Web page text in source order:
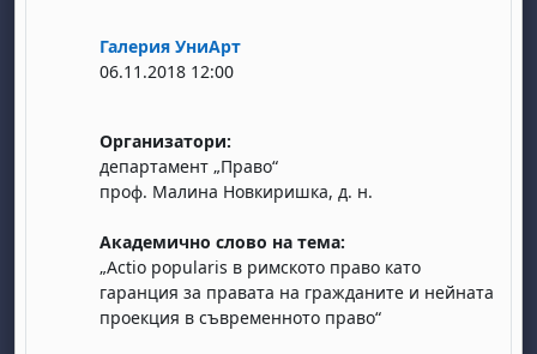
Галерия УниАрт
06.11.2018 12:00
Организатори:
департамент „Право“
проф. Малина Новкиришка, д. н.
Академично слово на тема:
„Аctio popularis в римското право като
гаранция за правата на гражданите и нейната
проекция в съвременното право“
8 август
неделя, 9 август
15 август
неделя, 16 август